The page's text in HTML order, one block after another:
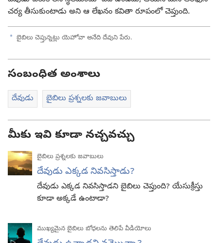
చర్య తీసుకుంటాడు అని ఆ లేఖనం కవితా రూపంలో చెప్తుంది.
a బైబిలు చెప్తున్నట్లు యెహోవా అనేది దేవుని పేరు.
సంబంధిత అంశాలు
దేవుడు బైబిలు ప్రశ్నలకు జవాబులు
మీకు ఇవి కూడా నచ్చవచ్చు
బైబిలు ప్రశ్నలకు జవాబులు
దేవుడు ఎక్కడ నివసిస్తాడు?
దేవుడు ఎక్కడ నివసిస్తాడని బైబిలు చెప్తుంది? యేసుక్రీస్తు
కూడా అక్కడే ఉంటాడా?
ముఖ్యమైన బైబిలు బోధలను తెలిపే వీడియోలు